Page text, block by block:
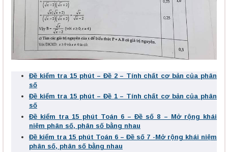
Đề kiểm tra 15 phút – Đề 2 – Tính chất cơ bản của phân
số
Đề kiểm tra 15 phút – Đề 1 – Tính chất cơ bản của phân
số
Đề kiểm tra 15 phút Toán 6 – Đề số 8 – Mở rộng khái
niệm phân số, phân số bằng nhau
Đề kiểm tra 15 phút Toán 6 – Đề số 7 -Mở rộng khái niệm
phân số, phân số bằng nhau